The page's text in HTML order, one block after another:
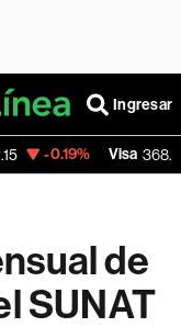
Ingresar
Visa 368.54 -0.28%
de
SUNAT